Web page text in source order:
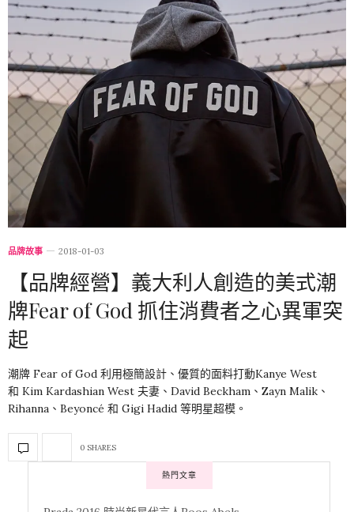
品牌故事 2018-01-03
【品牌經營】義大利人創造的美式潮
牌Fear of God 抓住消費者之心異軍突
起
潮牌 Fear of God 利用極簡設計、優質的面料打動Kanye West
和 Kim Kardashian West 夫妻、David Beckham、Zayn Malik、
Rihanna、Beyoncé 和 Gigi Hadid 等明星超模。
0 SHARES
熱門文章